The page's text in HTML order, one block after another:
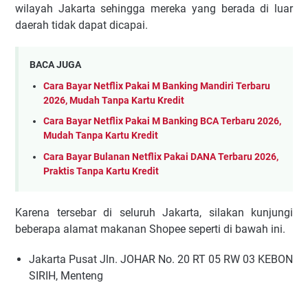
wilayah Jakarta sehingga mereka yang berada di luar
daerah tidak dapat dicapai.
BACA JUGA
Cara Bayar Netflix Pakai M Banking Mandiri Terbaru
2026, Mudah Tanpa Kartu Kredit
Cara Bayar Netflix Pakai M Banking BCA Terbaru 2026,
Mudah Tanpa Kartu Kredit
Cara Bayar Bulanan Netflix Pakai DANA Terbaru 2026,
Praktis Tanpa Kartu Kredit
Karena tersebar di seluruh Jakarta, silakan kunjungi
beberapa alamat makanan Shopee seperti di bawah ini.
Jakarta Pusat Jln. JOHAR No. 20 RT 05 RW 03 KEBON
SIRIH, Menteng